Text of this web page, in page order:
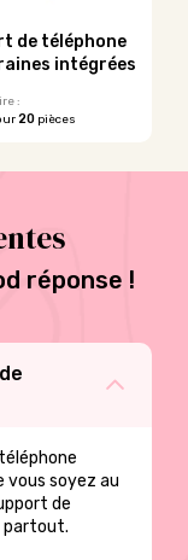
de téléphone
intégrées
:
20pièces
réponse !
vous soyez au
de
partout.